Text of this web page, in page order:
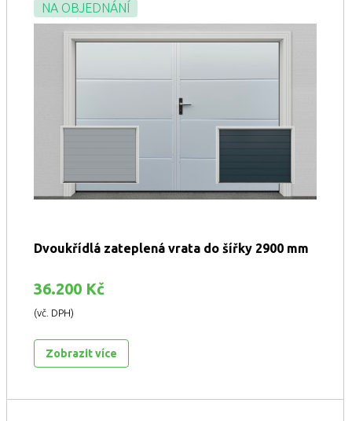
NA OBJEDNÁNÍ
Dvoukřídlá zateplená vrata do šířky 2900 mm
36.200 Kč
(vč. DPH)
Zobrazit více